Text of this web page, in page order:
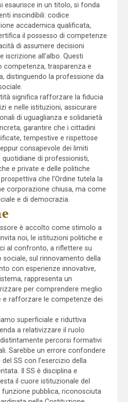
si esaurisce in un titolo, si fonda
inscindibili: codice
accademica qualificata,
il possesso di competenze
di assumere decisioni
iscrizione all’albo. Questi
competenza, trasparenza e
distinguendo la professione da
significa rafforzare la fiducia
e nelle istituzioni, assicurare
di uguaglianza e solidarietà
garantire che i cittadini
tempestive e rispettose
consapevole dei limiti
di professionisti,
e private e delle politiche
che l’Ordine tutela la
corporazione chiusa, ma come
e di democrazia.
è accolto come stimolo a
noi, le istituzioni politiche e
al confronto, a riflettere su
sul rinnovamento della
con esperienze innovative,
rappresenta un
per comprendere meglio
e rafforzare le competenze dei
superficiale e riduttiva
a relativizzare il ruolo
percorsi formativi
Sarebbe un errore confondere
SS con l’esercizio della
Il SS è disciplina e
il cuore istituzionale del
pubblica, riconosciuta